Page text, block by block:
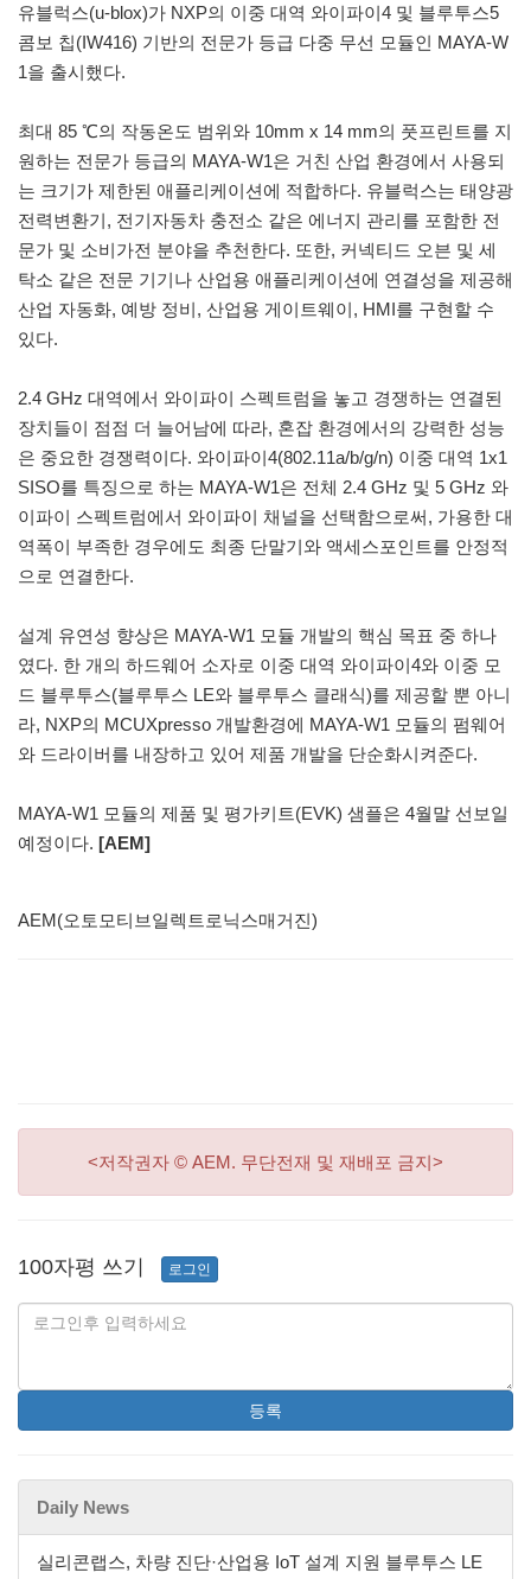
유블럭스(u-blox)가 NXP의 이중 대역 와이파이4 및 블루투스5
콤보 칩(IW416) 기반의 전문가 등급 다중 무선 모듈인 MAYA-W
1을 출시했다.
최대 85 ℃의 작동온도 범위와 10mm x 14 mm의 풋프린트를 지
원하는 전문가 등급의 MAYA-W1은 거친 산업 환경에서 사용되
는 크기가 제한된 애플리케이션에 적합하다. 유블럭스는 태양광
전력변환기, 전기자동차 충전소 같은 에너지 관리를 포함한 전
문가 및 소비가전 분야을 추천한다. 또한, 커넥티드 오븐 및 세
탁소 같은 전문 기기나 산업용 애플리케이션에 연결성을 제공해
산업 자동화, 예방 정비, 산업용 게이트웨이, HMI를 구현할 수
있다.
2.4 GHz 대역에서 와이파이 스펙트럼을 놓고 경쟁하는 연결된
장치들이 점점 더 늘어남에 따라, 혼잡 환경에서의 강력한 성능
은 중요한 경쟁력이다. 와이파이4(802.11a/b/g/n) 이중 대역 1x1
SISO를 특징으로 하는 MAYA-W1은 전체 2.4 GHz 및 5 GHz 와
이파이 스펙트럼에서 와이파이 채널을 선택함으로써, 가용한 대
역폭이 부족한 경우에도 최종 단말기와 액세스포인트를 안정적
으로 연결한다.
설계 유연성 향상은 MAYA-W1 모듈 개발의 핵심 목표 중 하나
였다. 한 개의 하드웨어 소자로 이중 대역 와이파이4와 이중 모
드 블루투스(블루투스 LE와 블루투스 클래식)를 제공할 뿐 아니
라, NXP의 MCUXpresso 개발환경에 MAYA-W1 모듈의 펌웨어
와 드라이버를 내장하고 있어 제품 개발을 단순화시켜준다.
MAYA-W1 모듈의 제품 및 평가키트(EVK) 샘플은 4월말 선보일
예정이다. [AEM]
AEM(오토모티브일렉트로닉스매거진)
<저작권자 © AEM. 무단전재 및 재배포 금지>
100자평 쓰기 로그인
등록
Daily News
실리콘랩스, 차량 진단·산업용 IoT 설계 지원 블루투스 LE